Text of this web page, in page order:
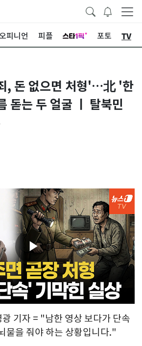
오피니언 피플 포토 TV
, 돈 없으면 처형'…北 '한
돋는 두 얼굴 ㅣ 탈북민
Play
Video
기자 = "남한 영상 보다가 단속
물을 줘야 하는 상황입니다."